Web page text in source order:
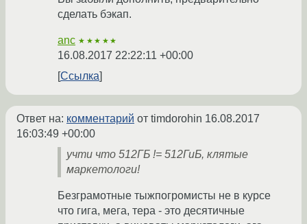
сделать бэкап.
anc ★★★★★
16.08.2017 22:22:11 +00:00
Ссылка
Ответ на: комментарий от timdorohin 16.08.2017
16:03:49 +00:00
учти что 512ГБ != 512ГиБ, клятые
маркетологи!
Безграмотные тыжпогромисты не в курсе
что гига, мега, тера - это десятичные